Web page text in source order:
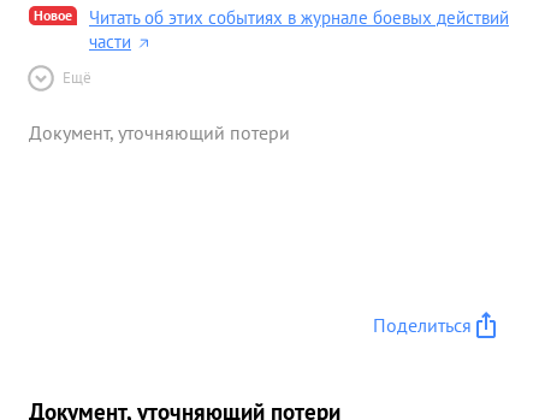
Новое
Читать об этих событиях в журнале боевых действий
части
Ещё
Документ, уточняющий потери
Поделиться
Документ, уточняющий потери